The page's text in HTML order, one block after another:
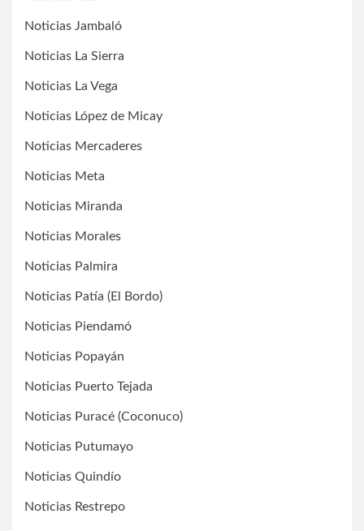
Noticias Jambaló
Noticias La Sierra
Noticias La Vega
Noticias López de Micay
Noticias Mercaderes
Noticias Meta
Noticias Miranda
Noticias Morales
Noticias Palmira
Noticias Patía (El Bordo)
Noticias Piendamó
Noticias Popayán
Noticias Puerto Tejada
Noticias Puracé (Coconuco)
Noticias Putumayo
Noticias Quindío
Noticias Restrepo